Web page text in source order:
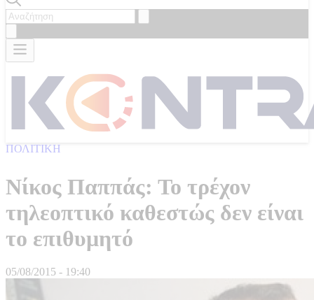
ΠΟΛΙΤΙΚΗ
Νίκος Παππάς: Το τρέχον
τηλεοπτικό καθεστώς δεν είναι
το επιθυμητό
05/08/2015 - 19:40